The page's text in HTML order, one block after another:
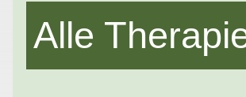
Alle